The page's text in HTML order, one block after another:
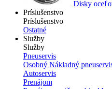
Disky
Príslušenstvo
Príslušenstvo
Ostatné
Služby
Služby
Pneuservis
Osobný Nákladný
Autoservis
Prenájom